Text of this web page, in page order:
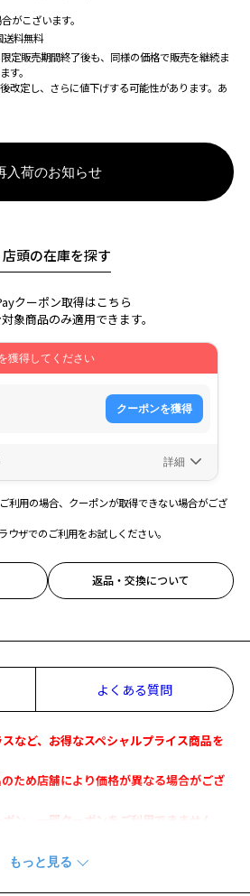
入り
入りに追加済です。
がこざいます。
料無料
定販売期間終了後も、同様の価格で販売を継続ま
す。
改定し、さらに値下げする可能性があります。あ
入荷のお知らせ
店頭の在庫を探す
クーポン取得はこちら
象商品のみ適用できます。
利用の場合、クーポンが取得できない場合がござ
ウザでのご利用をお試しください。
返品・交換について
よくある質問
など、お得なスペシャルプライス商品を
ため店舗により価格が異なる場合がござ
ン、一部クーポンをご利用できません。
用し、より軽く進化したリーディンググ